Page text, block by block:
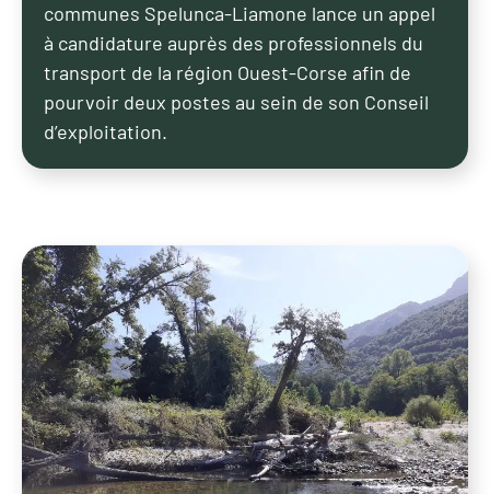
communes Spelunca-Liamone lance un appel
à candidature auprès des professionnels du
transport de la région Ouest-Corse afin de
pourvoir deux postes au sein de son Conseil
d’exploitation.